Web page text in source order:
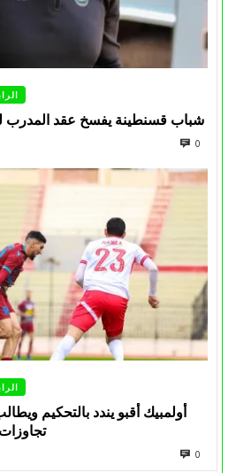
شباب قسنطينة يفسخ عقد المدرب
0
أولمبيك أقبو يندد بالتحكيم
0